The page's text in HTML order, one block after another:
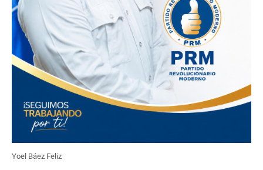
Yoel Báez Feliz